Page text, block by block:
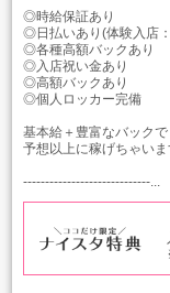
◎時給保証あり
◎日払いあり(体験入店
◎各種高額バックあり
◎入店祝い金あり
◎高額バックあり
◎個人ロッカー完備
基本給＋豊富なバックで
予想以上に稼げちゃいま
-----------------------------...